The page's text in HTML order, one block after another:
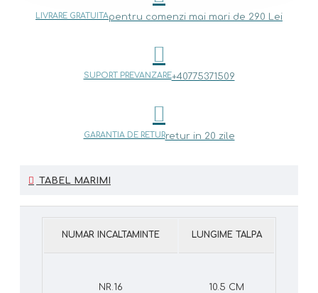
LIVRARE GRATUITApentru comenzi mai mari de 290 Lei
SUPORT PREVANZARE+40775371509
GARANTIA DE RETURretur in 20 zile
TABEL MARIMI
NUMAR INCALTAMINTE LUNGIME TALPA
NR.16 10.5 CM